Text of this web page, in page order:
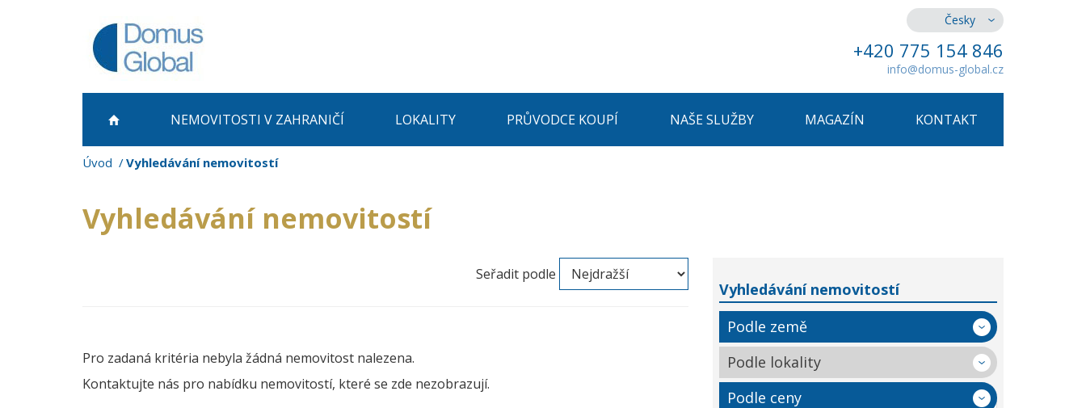
Česky
+420 775 154 846
info@domus-global.cz
NEMOVITOSTI V ZAHRANIČÍ LOKALITY PRŮVODCE KOUPÍ NAŠE SLUŽBY MAGAZÍN KONTAKT
Úvod Vyhledávání nemovitostí
Vyhledávání nemovitostí
Seřadit podle
Pro zadaná kritéria nebyla žádná nemovitost nalezena.
Kontaktujte nás pro nabídku nemovitostí, které se zde nezobrazují.
Vyhledávání nemovitostí
Podle země
Podle lokality
Podle ceny